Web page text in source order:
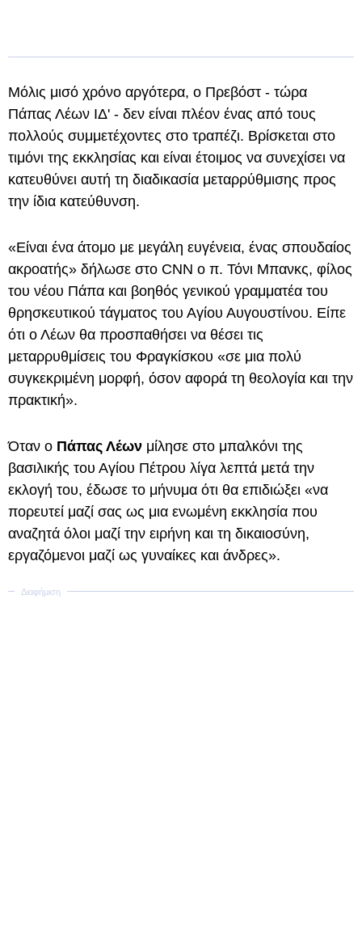
Μόλις μισό χρόνο αργότερα, ο Πρεβόστ - τώρα
Πάπας Λέων ΙΔ' - δεν είναι πλέον ένας από τους
πολλούς συμμετέχοντες στο τραπέζι. Βρίσκεται στο
τιμόνι της εκκλησίας και είναι έτοιμος να συνεχίσει να
κατευθύνει αυτή τη διαδικασία μεταρρύθμισης προς
την ίδια κατεύθυνση.
«Είναι ένα άτομο με μεγάλη ευγένεια, ένας σπουδαίος
ακροατής» δήλωσε στο CNN ο π. Τόνι Μπανκς, φίλος
του νέου Πάπα και βοηθός γενικού γραμματέα του
θρησκευτικού τάγματος του Αγίου Αυγουστίνου. Είπε
ότι ο Λέων θα προσπαθήσει να θέσει τις
μεταρρυθμίσεις του Φραγκίσκου «σε μια πολύ
συγκεκριμένη μορφή, όσον αφορά τη θεολογία και την
πρακτική».
Όταν ο Πάπας Λέων μίλησε στο μπαλκόνι της
βασιλικής του Αγίου Πέτρου λίγα λεπτά μετά την
εκλογή του, έδωσε το μήνυμα ότι θα επιδιώξει «να
πορευτεί μαζί σας ως μια ενωμένη εκκλησία που
αναζητά όλοι μαζί την ειρήνη και τη δικαιοσύνη,
εργαζόμενοι μαζί ως γυναίκες και άνδρες».